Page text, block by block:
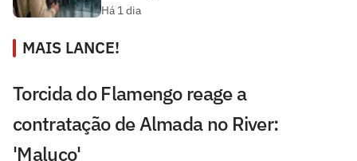
Há 1 dia
MAIS LANCE!
Torcida do Flamengo reage a
contratação de Almada no River:
'Maluco'